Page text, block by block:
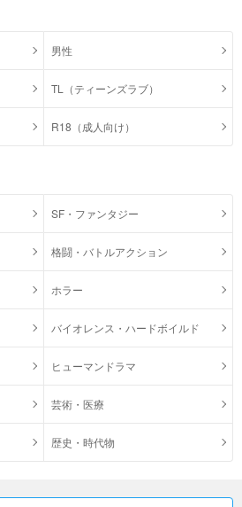
男性
TL（ティーンズラブ）
R18（成人向け）
SF・ファンタジー
格闘・バトルアクション
ホラー
バイオレンス・ハードボイルド
ヒューマンドラマ
芸術・医療
歴史・時代物